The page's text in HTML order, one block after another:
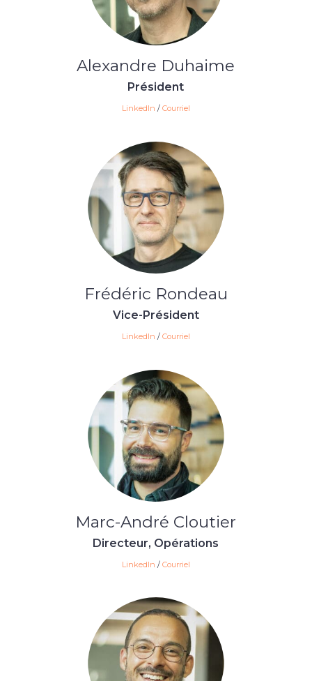
Alexandre Duhaime
Président
LinkedIn / Courriel
Frédéric Rondeau
Vice-Président
LinkedIn / Courriel
Marc-André Cloutier
Directeur, Opérations
LinkedIn / Courriel